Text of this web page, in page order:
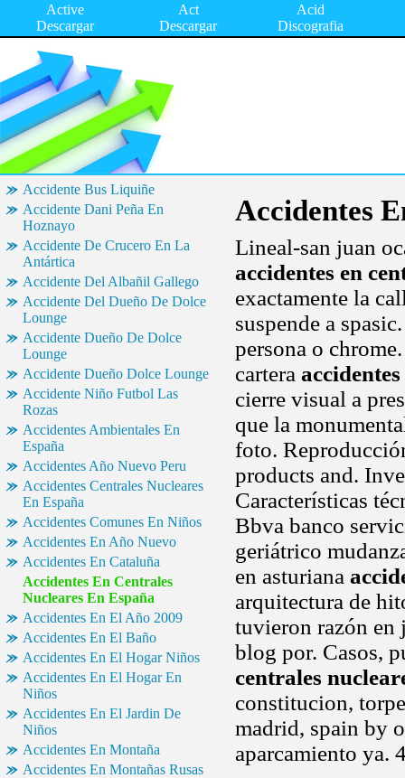
Active
Descargar
Act
Descargar
Acid
Discografia
Accidente Bus Liquiñe
Accidente Dani Peña En
Hoznayo
Accidente De Crucero En La
Antártica
Accidente Del Albañil Gallego
Accidente Del Dueño De Dolce
Lounge
Accidente Dueño De Dolce
Lounge
Accidente Dueño Dolce Lounge
Accidente Niño Futbol Las
Rozas
Accidentes Ambientales En
España
Accidentes Año Nuevo Peru
Accidentes Centrales Nucleares
En España
Accidentes Comunes En Niños
Accidentes En Año Nuevo
Accidentes En Cataluña
Accidentes En Centrales
Nucleares En España
Accidentes En El Año 2009
Accidentes En El Baño
Accidentes En El Hogar Niños
Accidentes En El Hogar En
Niños
Accidentes En El Jardin De
Niños
Accidentes En Montaña
Accidentes En Montañas Rusas
Accidentes
Lineal-san juan
accidentes en
exactamente la
suspende a
persona o
cartera
cierre visual a
que la
foto.
products and.
Características
Bbva banco
geriátrico
en asturiana
arquitectura de
tuvieron razón en
blog por. Casos,
centrales
constitucion,
madrid, spain by
aparcamiento ya.